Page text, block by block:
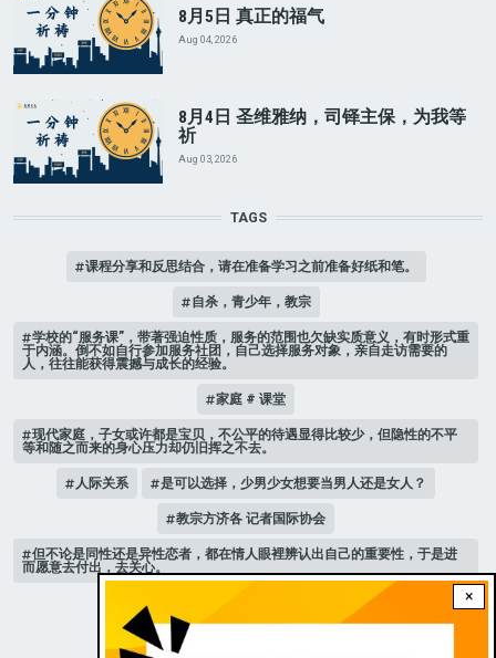
×
8月5日 真正的福气
Aug 04, 2026
8月4日 圣维雅纳，司铎主保，为我等
祈
Aug 03, 2026
TAGS
课程分享和反思结合，请在准备学习之前准备好纸和笔。
自杀，青少年，教宗
学校的“服务课”，带著强迫性质，服务的范围也欠缺实质意义，有时形式重
于内涵。倒不如自行参加服务社团，自己选择服务对象，亲自走访需要的
人，往往能获得震撼与成长的经验。
家庭 # 课堂
现代家庭，子女或许都是宝贝，不公平的待遇显得比较少，但隐性的不平
等和随之而来的身心压力却仍旧挥之不去。
人际关系 是可以选择，少男少女想要当男人还是女人？
教宗方济各 记者国际协会
但不论是同性还是异性恋者，都在情人眼裡辨认出自己的重要性，于是进
而愿意去付出，去关心。